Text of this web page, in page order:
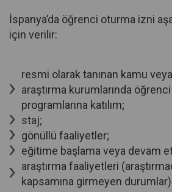
İspanya’da öğrenci oturma izni
için verilir:
resmi olarak tanınan kamu
araştırma kurumlarında
programlarına katılım;
staj;
gönüllü faaliyetler;
eğitime başlama veya devam
araştırma faaliyetleri
kapsamına girmeyen